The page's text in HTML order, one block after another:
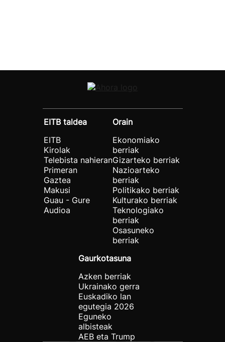
EITB taldea
EITB
Kirolak
Telebista nahieran
Primeran
Gaztea
Makusi
Guau - Gure
Audioa
Orain
Ekonomiako
berriak
Gizarteko berriak
Nazioarteko
berriak
Politikako berriak
Kulturako berriak
Teknologiako
berriak
Osasuneko
berriak
Gaurkotasuna
Azken berriak
Ukrainako gerra
Euskadiko lan
egutegia 2026
Eguneko
albisteak
AEB eta Trump